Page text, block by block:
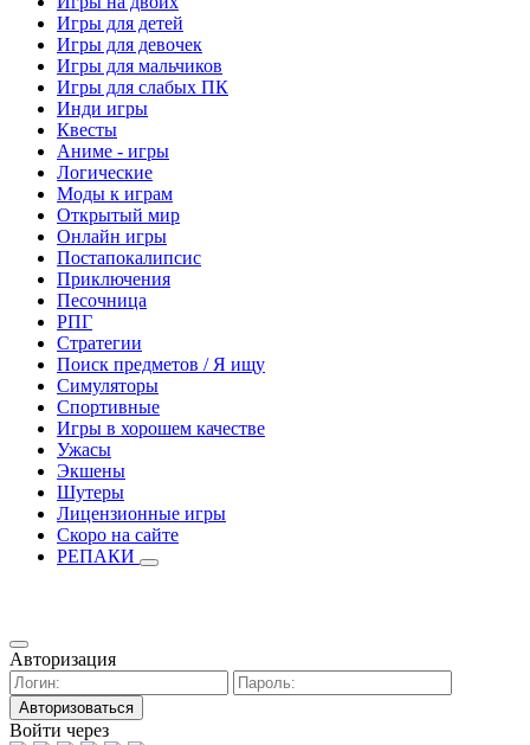
Игры для детей
Игры для девочек
Игры для мальчиков
Игры для слабых ПК
Инди игры
Квесты
Аниме - игры
Логические
Моды к играм
Открытый мир
Онлайн игры
Постапокалипсис
Приключения
Песочница
РПГ
Стратегии
Поиск предметов / Я ищу
Симуляторы
Спортивные
Игры в хорошем качестве
Ужасы
Экшены
Шутеры
Лицензионные игры
Скоро на сайте
РЕПАКИ
Авторизация
Авторизоваться
Войти через